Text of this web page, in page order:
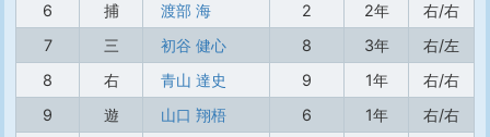
6
捕 渡部 海 2 2年
右/右
7
三 初谷 健心 8 3年
右/左
8
右 青山 達史 9 1年
右/右
9
遊 山口 翔梧 6 1年
右/右